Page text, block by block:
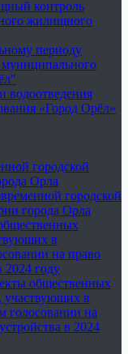
контроль
жилищного
периоду
водоотведения
«Город Орёл»
городской
Орла
городской
города Орла
в
на право
2024 году
общественных
участвующих в
голосовании на
в 2024